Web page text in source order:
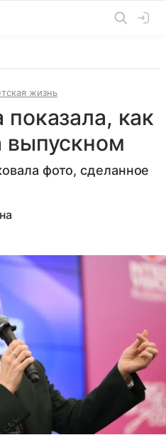
жизнь
как
выпускном
фото, сделанное